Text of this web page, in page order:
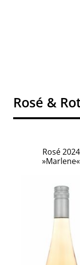
Rosé &
Rosé 2024
»Marlene«